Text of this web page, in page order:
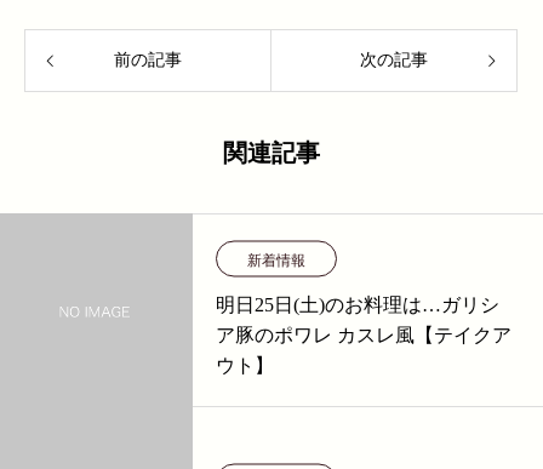
前の記事 次の記事
関連記事
新着情報
明日25日(土)のお料理は…ガリシ
ア豚のポワレ カスレ風【テイクア
ウト】